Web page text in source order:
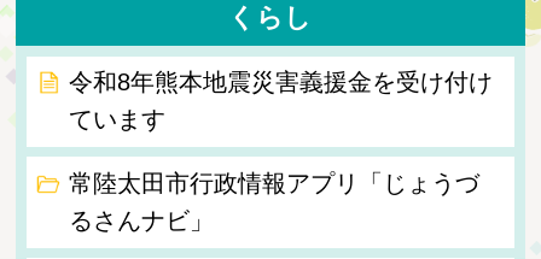
くらし
令和8年熊本地震災害義援金を受け付け
ています
常陸太田市行政情報アプリ「じょうづ
るさんナビ」